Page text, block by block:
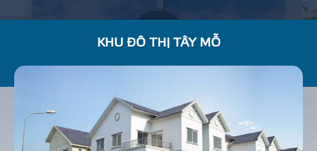
BẢO TÀNG LỊCH SỬ QUÂN SỰ VIỆT NAM
KHU ĐÔ THỊ TÂY MỖ